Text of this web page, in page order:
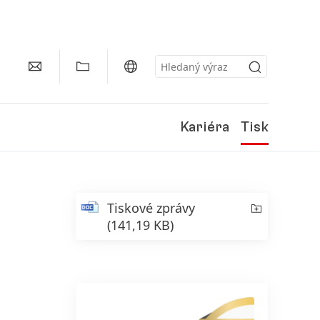
Kariéra Tisk
Tiskové zprávy
(141,19 KB)